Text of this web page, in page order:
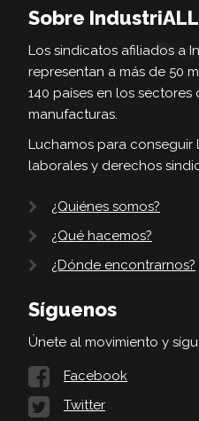
Sobre IndustriALL
Los sindicatos afiliados a
representan a más de 50
140 países en los sectores
manufacturas.
Luchamos para conseguir
laborales y derechos
¿Quiénes somos?
¿Qué hacemos?
¿Dónde encontrarnos?
Síguenos
Únete al movimiento y
Facebook
Twitter